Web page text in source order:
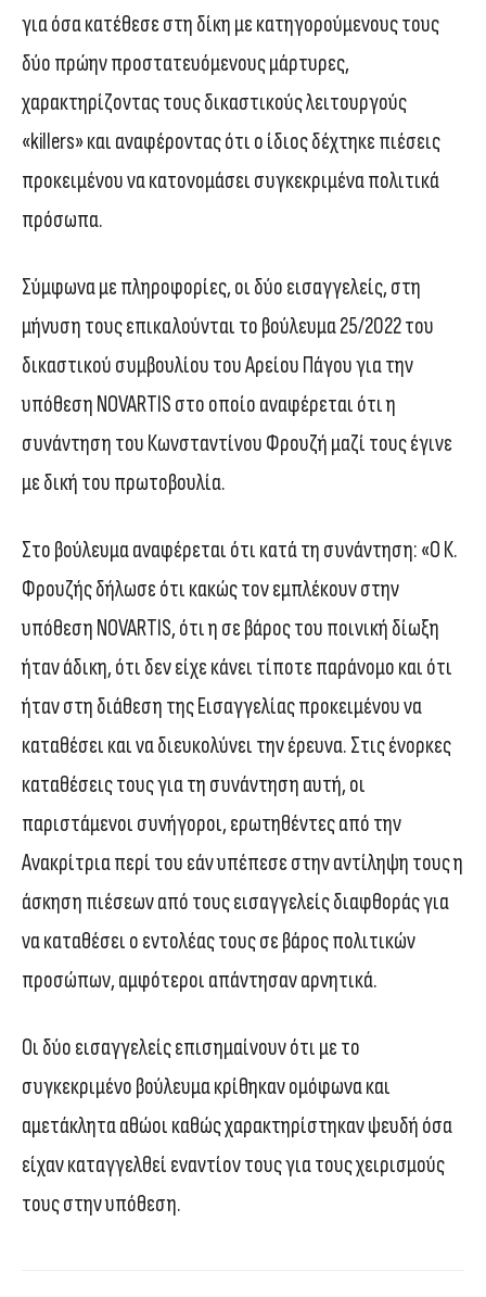
για όσα κατέθεσε στη δίκη με κατηγορούμενους τους
δύο πρώην προστατευόμενους μάρτυρες,
χαρακτηρίζοντας τους δικαστικούς λειτουργούς
«killers» και αναφέροντας ότι ο ίδιος δέχτηκε πιέσεις
προκειμένου να κατονομάσει συγκεκριμένα πολιτικά
πρόσωπα.
Σύμφωνα με πληροφορίες, οι δύο εισαγγελείς, στη
μήνυση τους επικαλούνται το βούλευμα 25/2022 του
δικαστικού συμβουλίου του Αρείου Πάγου για την
υπόθεση NOVARTIS στο οποίο αναφέρεται ότι η
συνάντηση του Κωνσταντίνου Φρουζή μαζί τους έγινε
με δική του πρωτοβουλία.
Στο βούλευμα αναφέρεται ότι κατά τη συνάντηση: «Ο Κ.
Φρουζής δήλωσε ότι κακώς τον εμπλέκουν στην
υπόθεση NOVARTIS, ότι η σε βάρος του ποινική δίωξη
ήταν άδικη, ότι δεν είχε κάνει τίποτε παράνομο και ότι
ήταν στη διάθεση της Εισαγγελίας προκειμένου να
καταθέσει και να διευκολύνει την έρευνα. Στις ένορκες
καταθέσεις τους για τη συνάντηση αυτή, οι
παριστάμενοι συνήγοροι, ερωτηθέντες από την
Ανακρίτρια περί του εάν υπέπεσε στην αντίληψη τους η
άσκηση πιέσεων από τους εισαγγελείς διαφθοράς για
να καταθέσει ο εντολέας τους σε βάρος πολιτικών
προσώπων, αμφότεροι απάντησαν αρνητικά.
Οι δύο εισαγγελείς επισημαίνουν ότι με το
συγκεκριμένο βούλευμα κρίθηκαν ομόφωνα και
αμετάκλητα αθώοι καθώς χαρακτηρίστηκαν ψευδή όσα
είχαν καταγγελθεί εναντίον τους για τους χειρισμούς
τους στην υπόθεση.